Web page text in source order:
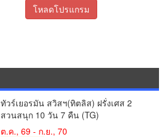
โหลดโปรแกรม
ทัวร์เยอรมัน สวิสฯ(ทิตลิส) ฝรั่งเศส 2
สวนสนุก 10 วัน 7 คืน (TG)
ต.ค., 69 - ก.ย., 70